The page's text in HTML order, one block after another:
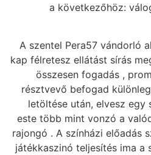
a következőhöz:
A szentel Pera57 vándorló
kap félretesz ellátást sírás
összesen fogadás ,
résztvevő befogad
letöltése után, elvesz
este több mint vonzó a
rajongó . A színházi előadás
játékkaszinó teljesítés ima a